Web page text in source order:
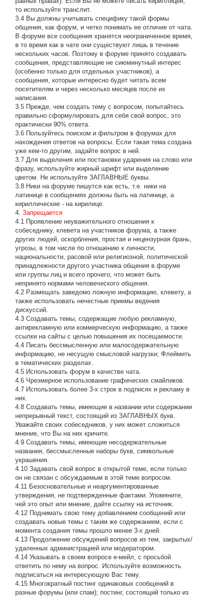
то используйте транслит.
3.4 Вы должны учитывать специфику такой формы
общения, как форум, и четко понимать ее отличие от чата.
В форуме все сообщения хранятся неограниченное время,
в то время как в чате они существуют лишь в течение
нескольких часов. Поэтому в форуме принято создавать
сообщения, представляющие не сиюминутный интерес
(особенно только для отдельных участников), а
сообщения, которые интересно будет читать всем
посетителям и через несколько месяцев после их
написания.
3.5 Прежде, чем создать тему с вопросом, попытайтесь
правильно сформулировать для себя свой вопрос, это
практически 90% ответа.
3.6 Пользуйтесь поиском и фильтром в форумах для
нахождения ответов на вопросы. Если такая тема создана
уже кем-то другим, задайте вопрос в ней.
3.7 Для выделения или постановки ударения на слово или
фразу, используйте жирный шрифт или выделение
цветом. Не используйте ЗАГЛАВНЫЕ буквы.
3.8 Ники на форуме пишутся как есть, т.е. ники на
латинице в сообщениях должны быть на латинице, а
кириллические - на кирилице.
4.Запрещается
4.1 Проявление неуважительного отношения к
собеседнику, клевета на участников форума, а также
других людей, оскорбления, простая и нецензурная брань,
угрозы, в том числе по отношению к личности,
национальности, расовой или религиозной, политической
принадлежности другого участника общения в форуме
или группы лиц и всего прочего, что может быть
непринято нормами человеческого общения.
4.2 Размещать заведомо ложную информацию, клевету, а
также использовать нечестные приемы ведения
дискуссий.
4.3 Создавать темы, содержащие любую рекламную,
антирекламную или коммерческую информацию, а также
ссылки на сайты с целью повышения их посещаемости.
4.4 Писать бессмысленнyю или малосодеpжательнyю
инфоpмацию, не несущую смысловой нагрузки; Флеймить
в тематических разделах.
4.5 Использовать форум в качестве чата.
4.6 Чрезмерное использование графических смайликов.
4.7 Использовать более 3-х строк в подписях и рекламу в
них.
4.8 Создавать темы, имеющие в названии или содержании
непрерывный текст, состоящий из ЗАГЛАВНЫХ букв.
Уважайте своих собеседников, у них может сложиться
мнение, что Вы на них кричите.
4.9 Создавать темы, имеющие несодержательные
названия, бессмысленные наборы букв, символьные
украшения.
4.10 Задавать свой вопрос в открытой теме, если только
он не связан с обсуждаемым в этой теме вопросом.
4.11 Безосновательные и неаргументированные
утверждения, не подтвержденные фактами. Упомяните,
чей это опыт или мнение, дайте ссылку на источник.
4.12 Поднимать свою тему добавлением сообщений или
создавать новые темы с таким же содержанием, если с
момента создания темы прошло менее 3-х дней.
4.13 Продолжение обсyждений вопросов из тем, закpытых/
удаленных администрацией или модератором.
4.14 Указывать в своем вопросе е-мейл, с просьбой
ответить по нему на вопрос. Используйте возможность
подписаться на интересующую Вас тему.
4.15 Многократный постинг одинаковых сообщений в
разные форумы (или спам); постинг, состоящий только из